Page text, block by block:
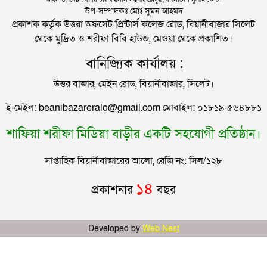
সিলেটের সাবেক মন্ত্রী-এমপিরা কে কোথায়?
জুলাই আন্দোলন ছাত্র-জনতার বীরত্বের স্মারকস্তম্ভ:
বিয়ানীবাজারের ইউএনও
সিলেটে সড়ক দুর্ঘটনায় প্রাণ গেল যুবকের
ইউনূসকে সঙ্গে নিয়ে জুলাই স্মৃতি জাদুঘর উদ্বোধন করলেন
সিলেটে আরও দুইজনের মৃত্যু, হাসপাতালে ৩ শতাধিক
উপ-সম্পাদকঃ মোঃ সুমন আহমদ
প্রকাশক কর্তৃক উত্তরা অফসেট প্রিন্টার্স কলেজ রোড, বিয়ানীবাজার সিলেট
থেকে মুদ্রিত ও শরীফা বিবি হাউজ, মেওয়া থেকে প্রকাশিত।
বানিজ্যিক কার্যালয় :
উত্তর বাজার, মেইন রোড, বিয়ানীবাজার, সিলেট।
ই-মেইল: beanibazareralo@gmail.com মোবাইল: ০১৮১৯-৫৬৪৮৮১
শাফিয়া শরীফা মিডিয়া বাড়ীর একটি সহযোগী প্রতিষ্ঠান।
সাপ্তাহিক বিয়ানীবাজারের আলো, রেজি নং: সিল/১২৮
প্রকাশনার ১৪ বছর
Developed by Web Nest